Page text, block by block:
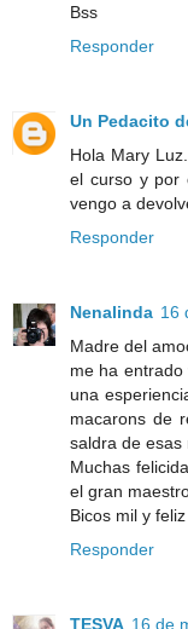
Bss
Responder
Un Pedacito
Hola Mary
el curso y por
vengo a
Responder
Nenalinda 16
Madre del
me ha
una
macarons de
saldra de esas
Muchas
el gran
Bicos mil y
Responder
TESVA 16 de